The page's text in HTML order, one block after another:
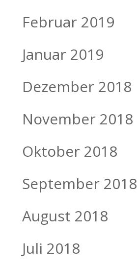
Februar 2019
Januar 2019
Dezember 2018
November 2018
Oktober 2018
September 2018
August 2018
Juli 2018